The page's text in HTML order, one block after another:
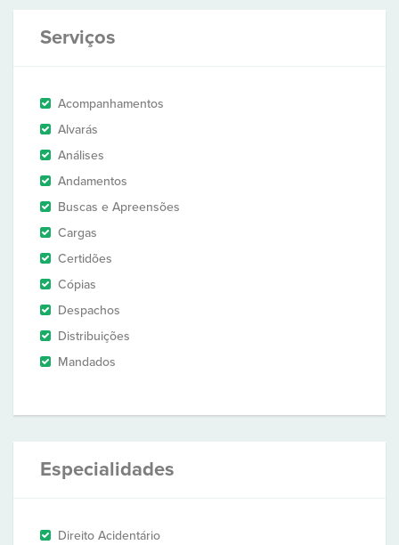
Serviços
Acompanhamentos
Alvarás
Análises
Andamentos
Buscas e Apreensões
Cargas
Certidões
Cópias
Despachos
Distribuições
Mandados
Especialidades
Direito Acidentário